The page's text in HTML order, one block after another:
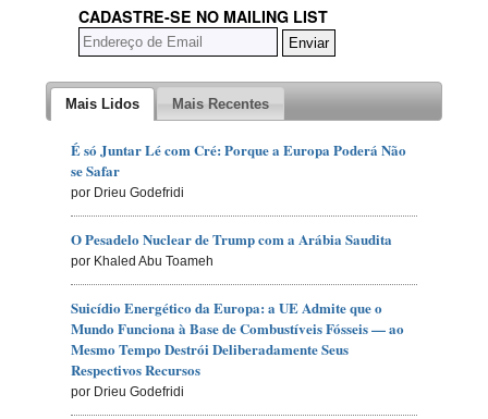
CADASTRE-SE NO MAILING LIST
Mais Lidos Mais Recentes
É só Juntar Lé com Cré: Porque a Europa Poderá Não
se Safar
por Drieu Godefridi
O Pesadelo Nuclear de Trump com a Arábia Saudita
por Khaled Abu Toameh
Suicídio Energético da Europa: a UE Admite que o
Mundo Funciona à Base de Combustíveis Fósseis — ao
Mesmo Tempo Destrói Deliberadamente Seus
Respectivos Recursos
por Drieu Godefridi